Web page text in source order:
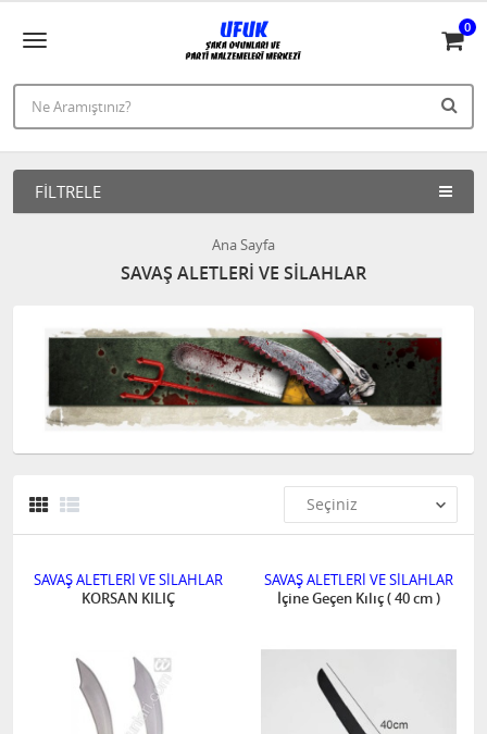
0
FILTRELE
Ana Sayfa
SAVAŞ ALETLERİ VE SİLAHLAR
SAVAŞ ALETLERİ VE SİLAHLAR
KORSAN KILIÇ
SAVAŞ ALETLERİ VE SİLAHLAR
İçine Geçen Kılıç ( 40 cm )